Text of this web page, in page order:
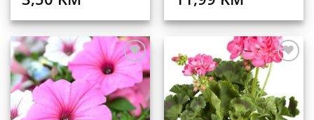
Dodaj
na
listu
želja
želja